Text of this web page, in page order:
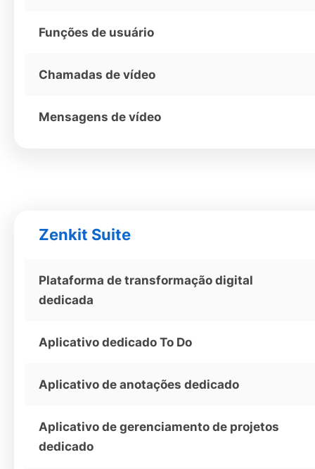
Funções de usuário
Chamadas de vídeo
Mensagens de vídeo
Zenkit Suite
Plataforma de transformação digital
dedicada
Aplicativo dedicado To Do
Aplicativo de anotações dedicado
Aplicativo de gerenciamento de projetos
dedicado